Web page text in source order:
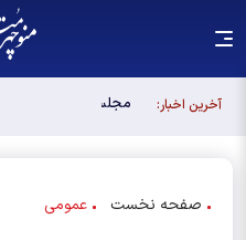
آخرین اخبار:
مجلس آینده باید
صفحه نخست عمومی